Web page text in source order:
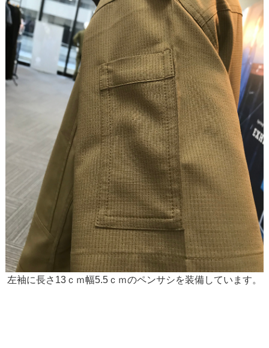
左袖に長さ13ｃｍ幅5.5ｃｍのペンサシを装備しています。